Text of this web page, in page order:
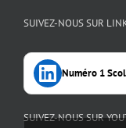
SUIVEZ-NOUS SUR
Numéro 1
SUIVEZ-NOUS SUR